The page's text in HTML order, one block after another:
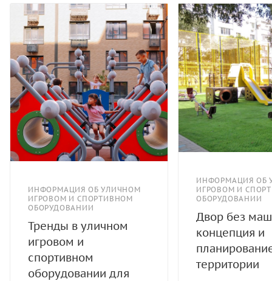
ИНФОРМАЦИЯ ОБ УЛИЧНОМ
ИГРОВОМ И СПОРТИВНОМ
ОБОРУДОВАНИИ
Тренды в уличном
игровом и
спортивном
оборудовании для
ИНФОРМАЦИЯ ОБ
ИГРОВОМ И
ОБОРУДОВАНИИ
Двор без
концепция и
территории